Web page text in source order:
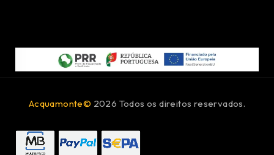
Acquamonte© 2026 Todos os direitos reservados.